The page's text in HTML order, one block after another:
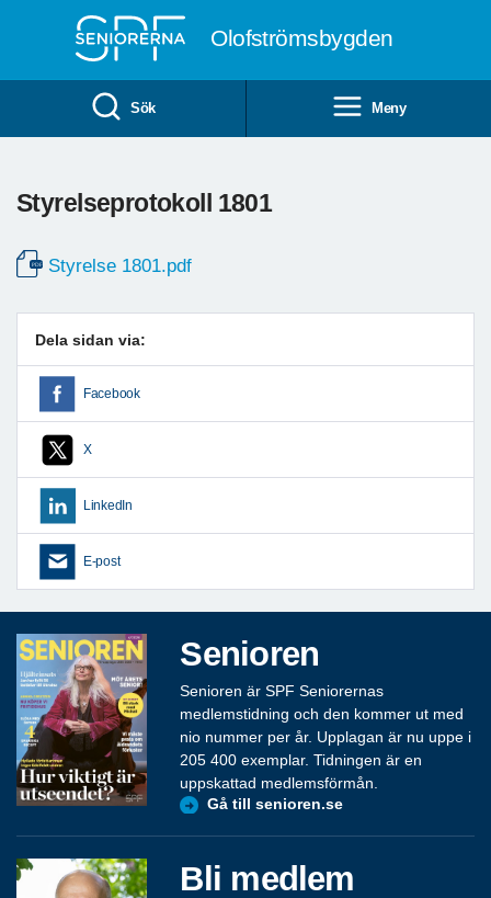
Olofströmsbygden
Sök Meny
Styrelseprotokoll 1801
Styrelse 1801.pdf
Dela sidan via:
Facebook
X
LinkedIn
E-post
Senioren
Senioren är SPF Seniorernas
medlemstidning och den kommer ut med
nio nummer per år. Upplagan är nu uppe i
205 400 exemplar. Tidningen är en
uppskattad medlemsförmån.
Gå till senioren.se
Bli medlem